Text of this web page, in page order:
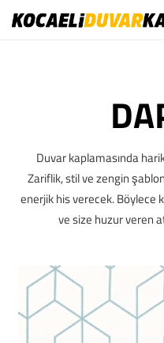
Duvar kaplamasında
Zariflik, stil ve zengin
enerjik his verecek. Böylece
ve size huzur veren